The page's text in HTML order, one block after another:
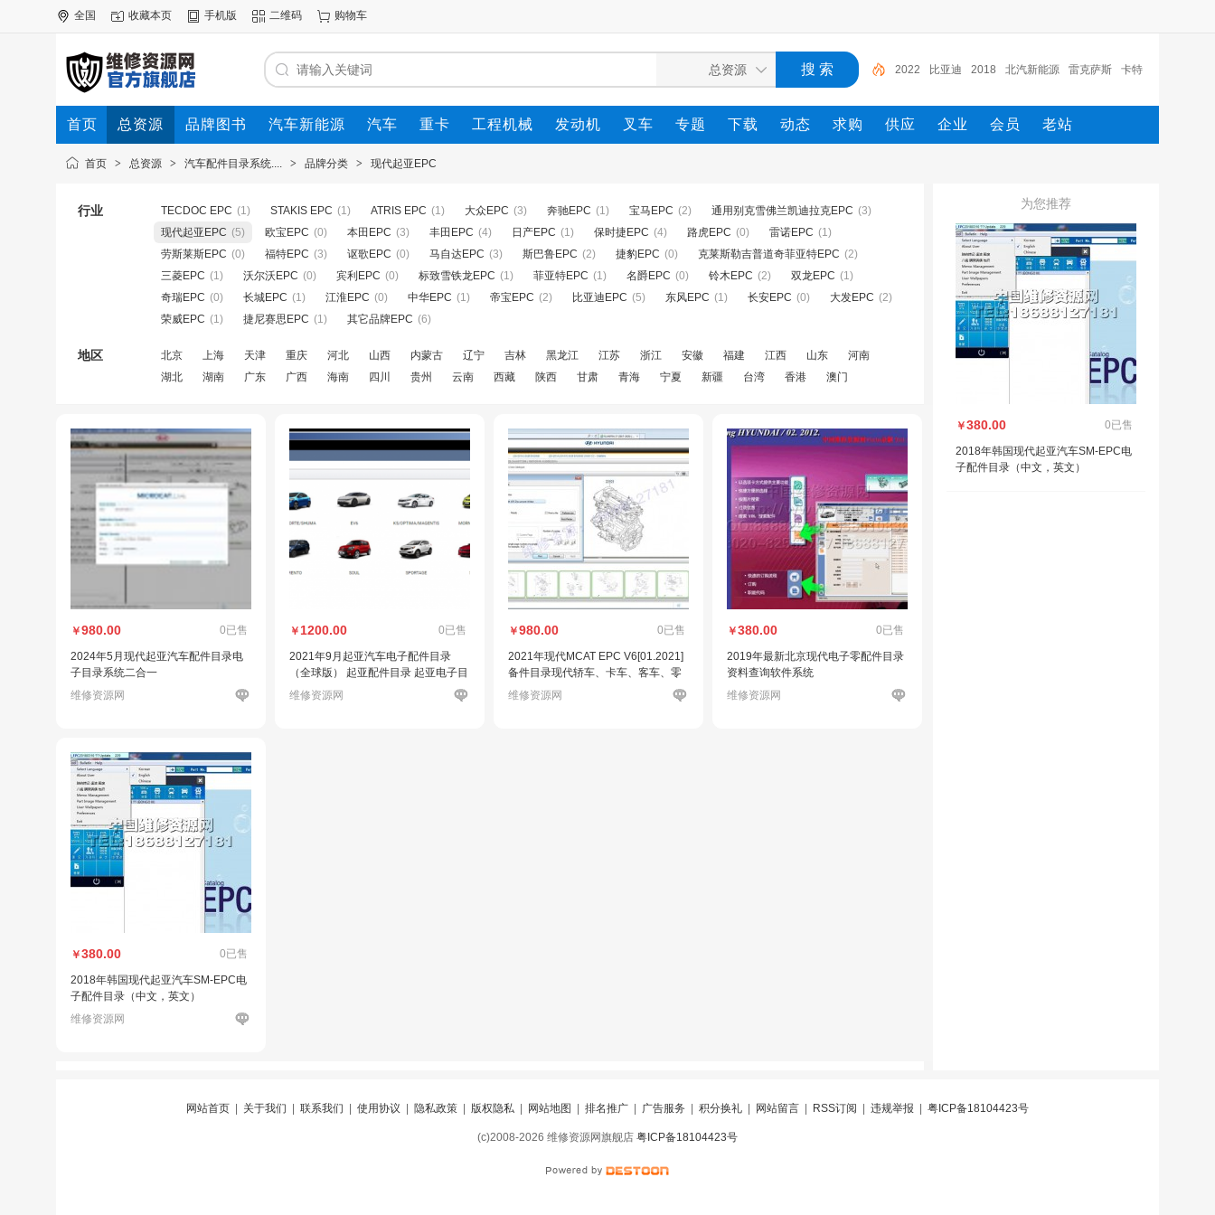
全国 收藏本页 手机版 二维码 购物车
比亚迪 2018 北汽新能源 雷克萨斯 卡特 大众
电路图册 一汽 一汽解放 2022
首页 总资源 品牌图书 汽车新能源 汽车 重卡 工程机械 发动机 叉车 专题 下载 动态 求购 供应 企业 会员 老站
首页 > 总资源 > 汽车配件目录系统.... > 品牌分类 > 现代起亚EPC
行业 TECDOC EPC (1) STAKIS EPC (1) ATRIS EPC (1) 大众EPC (3) 奔驰EPC (1) 宝马EPC (2) 通用别克雪佛兰凯迪拉克EPC (3)
现代起亚EPC (5) 欧宝EPC (0) 本田EPC (3) 丰田EPC (4) 日产EPC (1) 保时捷EPC (4) 路虎EPC (0) 雷诺EPC (1)
劳斯莱斯EPC (0) 福特EPC (3) 讴歌EPC (0) 马自达EPC (3) 斯巴鲁EPC (2) 捷豹EPC (0) 克莱斯勒吉普道奇菲亚特EPC (2)
三菱EPC (1) 沃尔沃EPC (0) 宾利EPC (0) 标致雪铁龙EPC (1) 菲亚特EPC (1) 名爵EPC (0) 铃木EPC (2) 双龙EPC (1)
奇瑞EPC (0) 长城EPC (1) 江淮EPC (0) 中华EPC (1) 帝宝EPC (2) 比亚迪EPC (5) 东风EPC (1) 长安EPC (0) 大发EPC (2)
荣威EPC (1) 捷尼赛思EPC (1) 其它品牌EPC (6)
地区 北京 上海 天津 重庆 河北 山西 内蒙古 辽宁 吉林 黑龙江 江苏 浙江 安徽 福建 江西 山东
河南
湖北
湖南 广东 广西 海南 四川 贵州 云南 西藏 陕西 甘肃 青海 宁夏 新疆 台湾 香港 澳门
￥980.00 0已售
2024年5月现代起亚汽车配件目录电
子目录系统二合一
维修资源网
￥ 1200.00 0已售
2021年9月起亚汽车电子配件目录
（全球版） 起亚配件目录 起亚电子目
录
维修资源网
￥980.00 0已售
2021年现代MCAT EPC V6[01.2021]
备件目录现代轿车、卡车、客车、零
部件目录*
维修资源网
￥380.00 0已售
2019年最新北京现代电子零配件目录
资料查询软件系统
维修资源网
￥380.00 0已售
2018年韩国现代起亚汽车SM-EPC电
子配件目录（中文，英文）
维修资源网
为您推荐
￥380.00 0已售
2018年韩国现代起亚汽车SM-EPC电
子配件目录（中文，英文）
网站首页 关于我们 联系我们 使用协议 隐私政策 版权隐私 网站地图 排名推广 广告服务 积分换礼 网站留言 RSS订阅 违规举报 粤ICP备18104423号
(c)2008-2026 维修资源网旗舰店 粤ICP备18104423号